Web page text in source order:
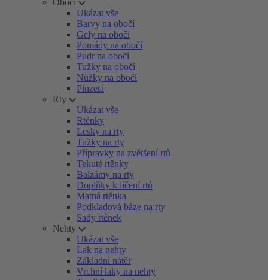
Obočí
Ukázat vše
Barvy na obočí
Gely na obočí
Pomády na obočí
Pudr na obočí
Tužky na obočí
Nůžky na obočí
Pinzeta
Rty
Ukázat vše
Rtěnky
Lesky na rty
Tužky na rty
Přípravky na zvětšení rtů
Tekuté rtěnky
Balzámy na rty
Doplňky k líčení rtů
Matná rtěnka
Podkladová báze na rty
Sady rtěnek
Nehty
Ukázat vše
Lak na nehty
Základní nátěr
Vrchní laky na nehty